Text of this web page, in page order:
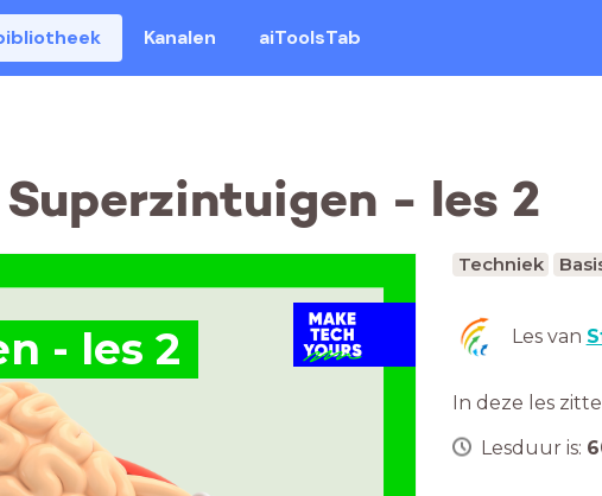
Kanalen aiToolsTab
- les 2
- les 2
Techniek
Les van
In deze les
Lesduur is: